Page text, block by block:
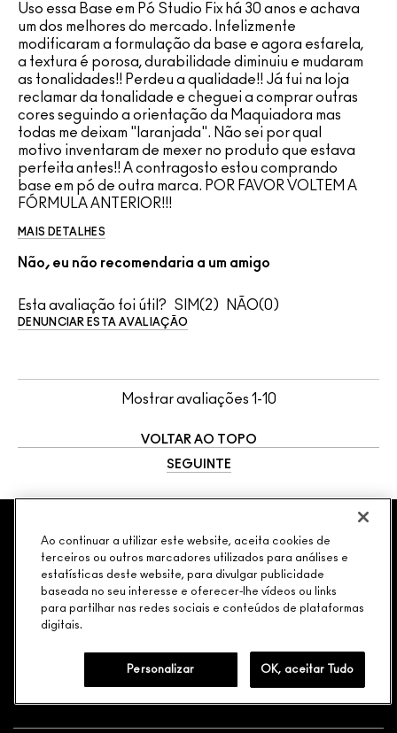
Uso essa Base em Pó Studio Fix há 30 anos e achava
um dos melhores do mercado. Infelizmente
modificaram a formulação da base e agora esfarela,
a textura é porosa, durabilidade diminuiu e mudaram
as tonalidades!! Perdeu a qualidade!! Já fui na loja
reclamar da tonalidade e cheguei a comprar outras
cores seguindo a orientação da Maquiadora mas
todas me deixam "laranjada". Não sei por qual
motivo inventaram de mexer no produto que estava
perfeita antes!! A contragosto estou comprando
base em pó de outra marca. POR FAVOR VOLTEM A
FÓRMULA ANTERIOR!!!
MAIS DETALHES
Não, eu não recomendaria a um amigo
Esta avaliação foi útil? 2 0
DENUNCIAR ESTA AVALIAÇÃO
Mostrar avaliações 1-10
VOLTAR AO TOPO
SEGUINTE
VOCÊ É M·A·C LOVER?
Oficialize seu sentimento. Participe do nosso programa de
fidelidade e seja recompensado pelo seu amor -
começando com 10% de desconto na sua próxima compra.
JUNTE-SE AOS M·A·C LOVERS
NEWSLETTER
PRECISA DE AJUDA?
Ao continuar a utilizar este website, aceita cookies de
terceiros ou outros marcadores utilizados para análises e
estatísticas deste website, para divulgar publicidade
baseada no seu interesse e oferecer-lhe vídeos ou links
para partilhar nas redes sociais e conteúdos de plataformas
digitais.
Personalizar OK, aceitar Tudo